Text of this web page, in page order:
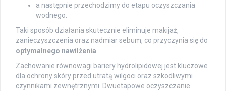
a następnie przechodzimy do etapu oczyszczania
wodnego.
Taki sposób działania skutecznie eliminuje makijaż,
zanieczyszczenia oraz nadmiar sebum, co przyczynia się do
optymalnego nawilżenia
Zachowanie równowagi bariery hydrolipidowej jest kluczowe
dla ochrony skóry przed utratą wilgoci oraz szkodliwymi
czynnikami zewnętrznymi. Dwuetapowe oczyszczanie